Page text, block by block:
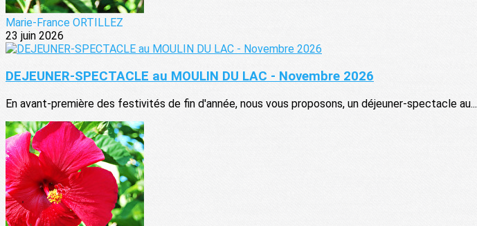
Marie-France ORTILLEZ
23 juin 2026
DEJEUNER-SPECTACLE au MOULIN DU LAC - Novembre 2026
En avant-première des festivités de fin d'année, nous vous proposons, un déjeuner-spectacle au...